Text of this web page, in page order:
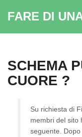
FARE DI
SCHEMA
CUORE ?
Su richiesta di
membri del sito
seguente.